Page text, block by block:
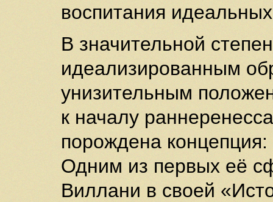
воспитания
В значительной
идеализированным
унизительным
к началу
порождена
Одним из первых её
Виллани в своей